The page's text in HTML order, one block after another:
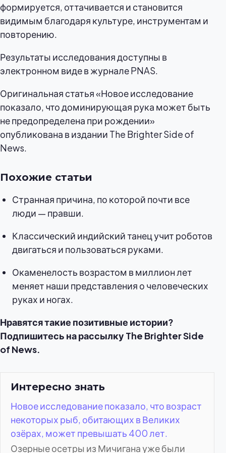
формируется, оттачивается и становится
видимым благодаря культуре, инструментам и
повторению.
Результаты исследования доступны в
электронном виде в журнале PNAS.
Оригинальная статья «Новое исследование
показало, что доминирующая рука может быть
не предопределена при рождении»
опубликована в издании The Brighter Side of
News.
Похожие статьи
Странная причина, по которой почти все
люди — правши.
Классический индийский танец учит роботов
двигаться и пользоваться руками.
Окаменелость возрастом в миллион лет
меняет наши представления о человеческих
руках и ногах.
Нравятся такие позитивные истории?
Подпишитесь на рассылку The Brighter Side
of News.
Интересно знать
Новое исследование показало, что возраст
некоторых рыб, обитающих в Великих
озёрах, может превышать 400 лет.
Озерные осетры из Мичигана уже были